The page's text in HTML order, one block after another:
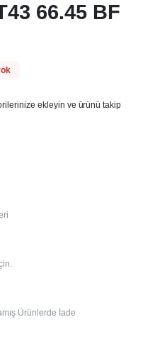
66.45 BF
ekleyin ve ürünü takip
Ürünlerde İade